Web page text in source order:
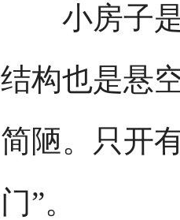
小房子是
结构也是悬
简陋。只开
门”。